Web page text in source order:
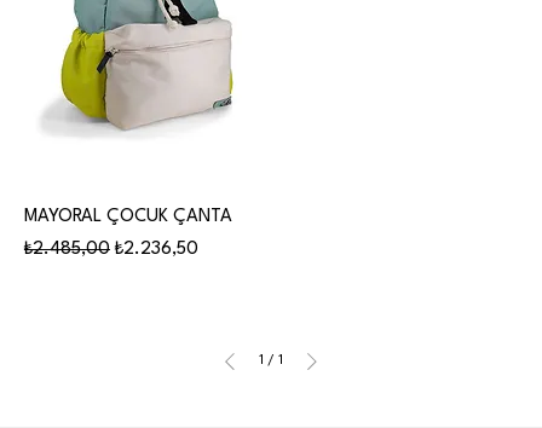
MAYORAL ÇOCUK ÇANTA
Normal Fiyat
₺2.485,00 İndirimli Fiyat
₺2.236,50
1 / 1